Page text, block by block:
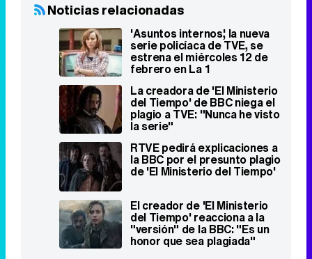
Noticias relacionadas
'Asuntos internos', la nueva
serie policíaca de TVE, se
estrena el miércoles 12 de
febrero en La 1
La creadora de 'El Ministerio
del Tiempo' de BBC niega el
plagio a TVE: "Nunca he visto
la serie"
RTVE pedirá explicaciones a
la BBC por el presunto plagio
de 'El Ministerio del Tiempo'
El creador de 'El Ministerio
del Tiempo' reacciona a la
"versión" de la BBC: "Es un
honor que sea plagiada"